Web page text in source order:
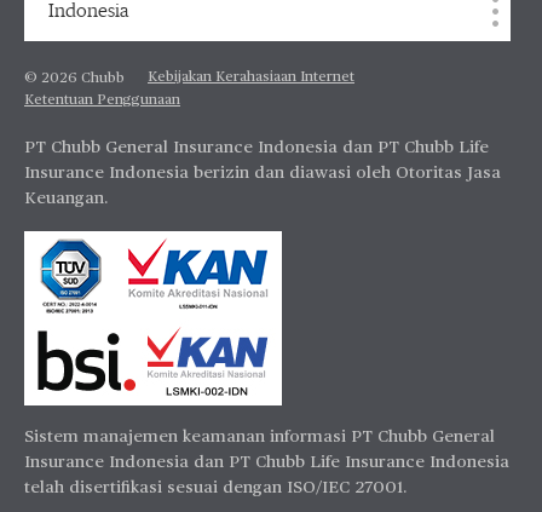
Indonesia
© 2026 Chubb
Kebijakan Kerahasiaan Internet
Ketentuan Penggunaan
PT Chubb General Insurance Indonesia dan PT Chubb Life
Insurance Indonesia berizin dan diawasi oleh Otoritas Jasa
Keuangan.
Sistem manajemen keamanan informasi PT Chubb General
Insurance Indonesia dan PT Chubb Life Insurance Indonesia
telah disertifikasi sesuai dengan ISO/IEC 27001.